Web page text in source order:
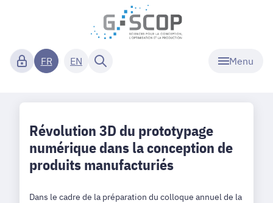
Menu
FR EN
Révolution 3D du prototypage
numérique dans la conception de
produits manufacturiés
Dans le cadre de la préparation du colloque annuel de la